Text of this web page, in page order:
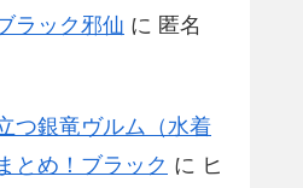
ラック邪仙 に 匿名
つ銀竜ヴルム（水着
とめ！ブラック に ヒ